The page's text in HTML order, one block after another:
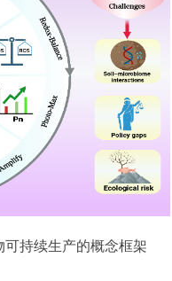
持续生产的概念框架